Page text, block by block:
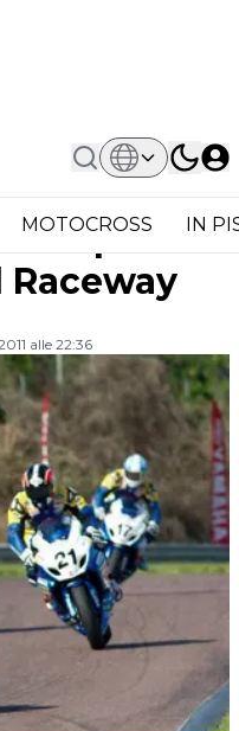
MOTOCROSS IN
Superbike Torna In
in pista
alle 22:36